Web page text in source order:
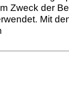
Zweck der
Mit